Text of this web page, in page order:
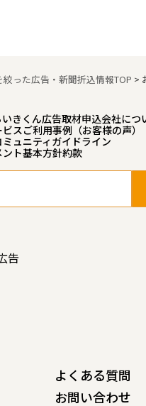
った広告・新聞折込情報TOP >
いきくん広告取材申込会社につ
スご利用事例（お客様の声）
ミュニティガイドライン
ト基本方針約款
告
よくある質問
お問い合わせ